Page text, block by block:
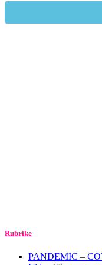
Rubrike
PANDEMIC –